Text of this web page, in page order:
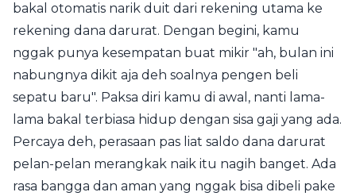
bakal otomatis narik duit dari rekening utama ke
rekening dana darurat. Dengan begini, kamu
nggak punya kesempatan buat mikir "ah, bulan ini
nabungnya dikit aja deh soalnya pengen beli
sepatu baru". Paksa diri kamu di awal, nanti lama-
lama bakal terbiasa hidup dengan sisa gaji yang ada.
Percaya deh, perasaan pas liat saldo dana darurat
pelan-pelan merangkak naik itu nagih banget. Ada
rasa bangga dan aman yang nggak bisa dibeli pake